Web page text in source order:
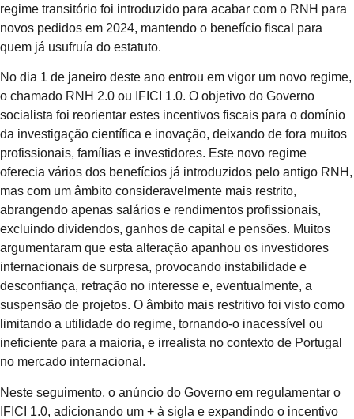
regime transitório foi introduzido para acabar com o RNH para
novos pedidos em 2024, mantendo o benefício fiscal para
quem já usufruía do estatuto.
No dia 1 de janeiro deste ano entrou em vigor um novo regime,
o chamado RNH 2.0 ou IFICI 1.0. O objetivo do Governo
socialista foi reorientar estes incentivos fiscais para o domínio
da investigação científica e inovação, deixando de fora muitos
profissionais, famílias e investidores. Este novo regime
oferecia vários dos benefícios já introduzidos pelo antigo RNH,
mas com um âmbito consideravelmente mais restrito,
abrangendo apenas salários e rendimentos profissionais,
excluindo dividendos, ganhos de capital e pensões. Muitos
argumentaram que esta alteração apanhou os investidores
internacionais de surpresa, provocando instabilidade e
desconfiança, retração no interesse e, eventualmente, a
suspensão de projetos. O âmbito mais restritivo foi visto como
limitando a utilidade do regime, tornando-o inacessível ou
ineficiente para a maioria, e irrealista no contexto de Portugal
no mercado internacional.
Neste seguimento, o anúncio do Governo em regulamentar o
IFICI 1.0, adicionando um + à sigla e expandindo o incentivo